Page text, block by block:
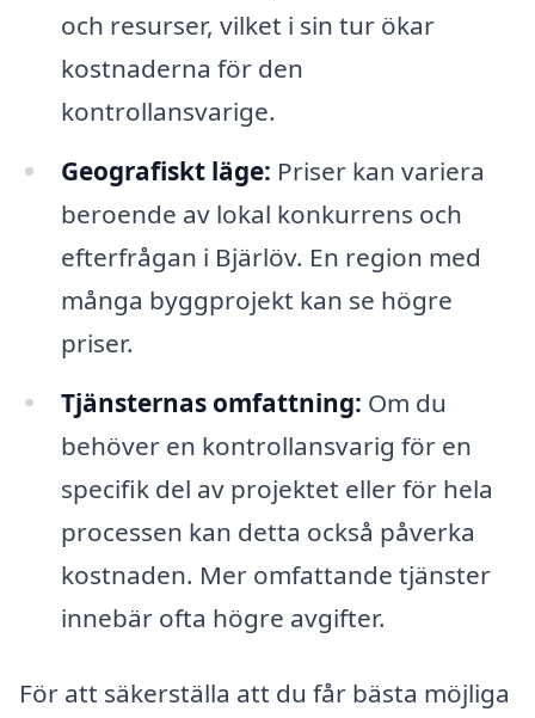
och resurser, vilket i sin tur ökar
kostnaderna för den
kontrollansvarige.
Geografiskt läge: Priser kan variera
beroende av lokal konkurrens och
efterfrågan i Bjärlöv. En region med
många byggprojekt kan se högre
priser.
Tjänsternas omfattning: Om du
behöver en kontrollansvarig för en
specifik del av projektet eller för hela
processen kan detta också påverka
kostnaden. Mer omfattande tjänster
innebär ofta högre avgifter.
För att säkerställa att du får bästa möjliga